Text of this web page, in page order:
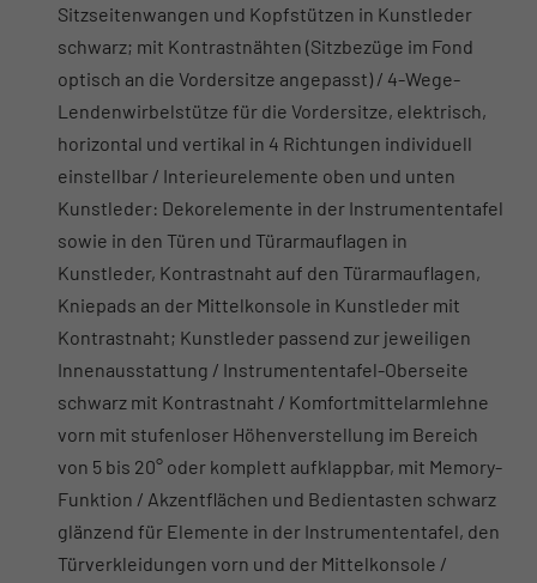
Sitzseitenwangen und Kopfstützen in Kunstleder
schwarz; mit Kontrastnähten (Sitzbezüge im Fond
optisch an die Vordersitze angepasst) / 4-Wege-
Lendenwirbelstütze für die Vordersitze, elektrisch,
horizontal und vertikal in 4 Richtungen individuell
einstellbar / Interieurelemente oben und unten
Kunstleder: Dekorelemente in der Instrumententafel
sowie in den Türen und Türarmauflagen in
Kunstleder, Kontrastnaht auf den Türarmauflagen,
Kniepads an der Mittelkonsole in Kunstleder mit
Kontrastnaht; Kunstleder passend zur jeweiligen
Innenausstattung / Instrumententafel-Oberseite
schwarz mit Kontrastnaht / Komfortmittelarmlehne
vorn mit stufenloser Höhenverstellung im Bereich
von 5 bis 20° oder komplett aufklappbar, mit Memory-
Funktion / Akzentflächen und Bedientasten schwarz
glänzend für Elemente in der Instrumententafel, den
Türverkleidungen vorn und der Mittelkonsole /